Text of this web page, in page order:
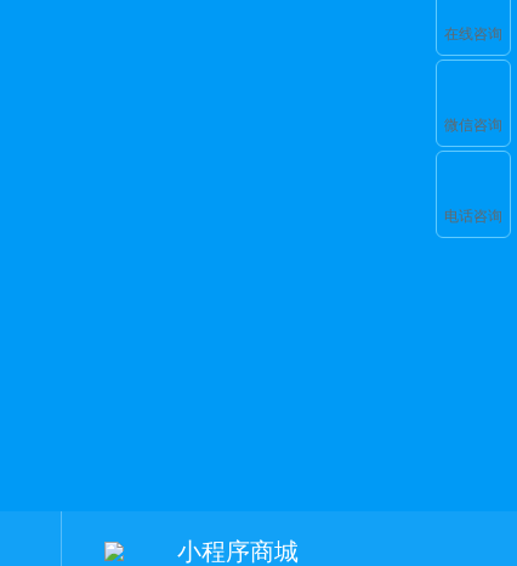
小程序商城
在线咨询
微信咨询
电话咨询